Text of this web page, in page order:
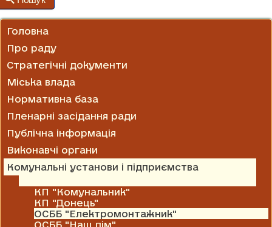
ГРАФІКИ ПРИЙОМУ
Головна
Про раду
Стратегічні документи
Міська влада
Нормативна база
Пленарні засідання ради
Публічна інформація
Виконавчі органи
Комунальні установи і підприємства
КП "Комунальник"
КП "Донець"
ОСББ "Електромонтажник"